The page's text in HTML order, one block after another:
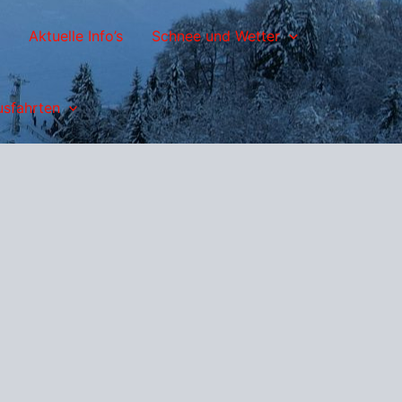
Aktuelle Info’s Schnee und Wetter